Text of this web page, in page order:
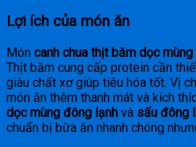
Lợi ích của món ăn
Món canh chua thịt băm dọc mùng
Thịt băm cung cấp protein cần
giàu chất xơ giúp tiêu hóa tốt. Vị
món ăn thêm thanh mát và kích
dọc mùng đông lạnh và sấu đông
chuẩn bị bữa ăn nhanh chóng